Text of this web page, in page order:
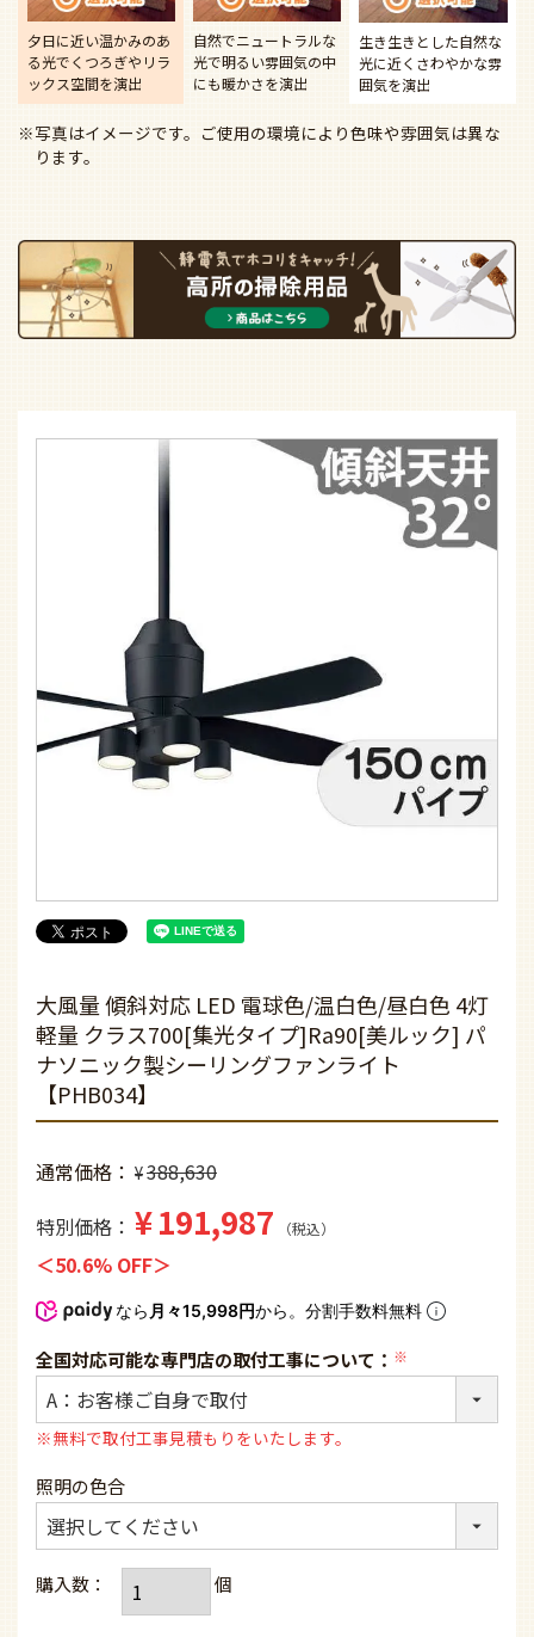
夕日に近い温かみのあ
る光でくつろぎやリラ
ックス空間を演出
自然でニュートラルな
光で明るい雰囲気の中
にも暖かさを演出
生き生きとした自然な
光に近く さわやかな雰
囲気を演出
※写真はイメージです。ご使用の環境により色味や雰囲気は異な
ります。
大風量 傾斜対応 LED 電球色/温白色/昼白色 4灯
軽量 クラス700[集光タイプ]Ra90[美ルック] パ
ナソニック製シーリングファンライト
【PHB034】
通常価格 ¥388,630
特別価格
¥191,987 税込
50.6% OFF
なら 月々15,998円から。分割手数料無料
全国対応可能な専門店の取付工事について：
(必
※無料で取付工事見積もりをいたします。
照明の色合